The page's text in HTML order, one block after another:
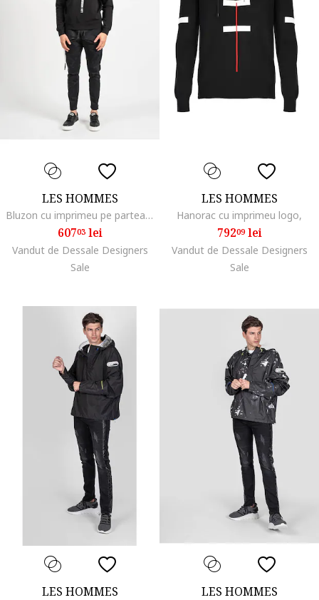
LES HOMMES
Bluzon cu imprimeu pe partea frontala,
60703lei
Vandut de Dessale Designers
Sale
LES HOMMES
Hanorac cu imprimeu logo,
79209lei
Vandut de Dessale Designers
Sale
LES HOMMES LES HOMMES